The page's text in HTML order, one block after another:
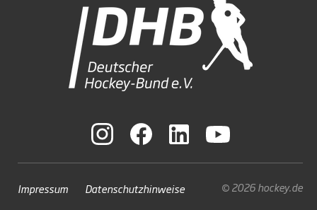
Impressum Datenschutzhinweise © 2026 hockey.de